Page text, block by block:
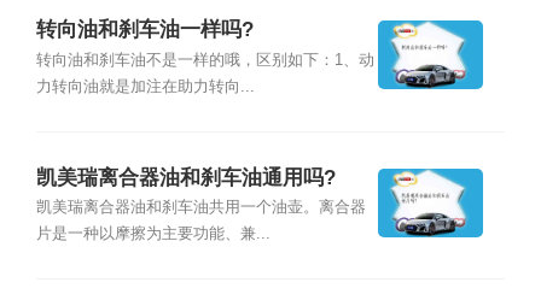
转向油和刹车油一样吗?
转向油和刹车油不是一样的哦，区别如下：1、动
力转向油就是加注在助力转向...
凯美瑞离合器油和刹车油通用吗?
凯美瑞离合器油和刹车油共用一个油壶。离合器
片是一种以摩擦为主要功能、兼...